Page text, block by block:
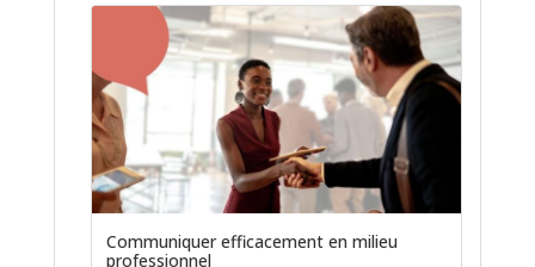
Communiquer efficacement en milieu
professionnel